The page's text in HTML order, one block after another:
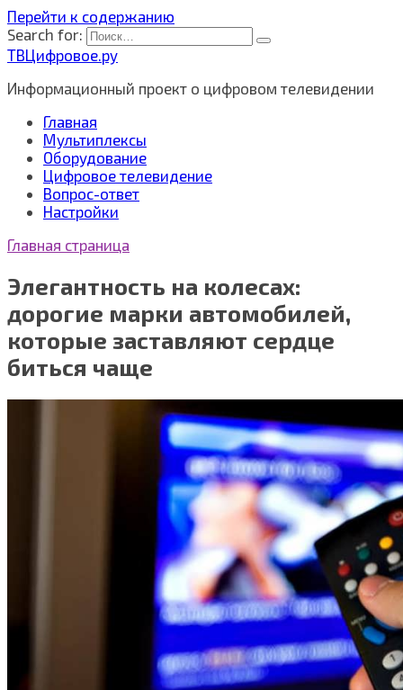
Перейти к содержанию
Search for:
ТВЦифровое.ру
Информационный проект о цифровом телевидении
Главная
Мультиплексы
Оборудование
Цифровое телевидение
Вопрос-ответ
Настройки
Главная страница
Элегантность на колесах:
дорогие марки автомобилей,
которые заставляют сердце
биться чаще